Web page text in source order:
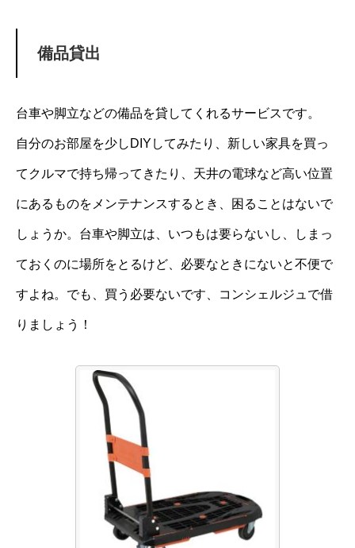
備品貸出
台車や脚立などの備品を貸してくれるサービスです。
自分のお部屋を少しDIYしてみたり、新しい家具を買っ
てクルマで持ち帰ってきたり、天井の電球など高い位置
にあるものをメンテナンスするとき、困ることはないで
しょうか。台車や脚立は、いつもは要らないし、しまっ
ておくのに場所をとるけど、必要なときにないと不便で
すよね。でも、買う必要ないです、コンシェルジュで借
りましょう！